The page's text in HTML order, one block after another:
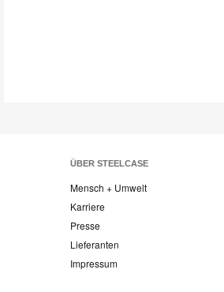
ÜBER STEELCASE
Mensch + Umwelt
Karriere
Presse
Lieferanten
Impressum